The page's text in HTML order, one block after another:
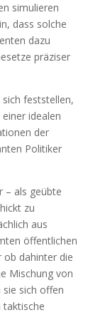
simulieren
dass solche
dazu
präziser
feststellen,
idealen
der
Politiker
– als geübte
zu
aus
öffentlichen
ob dahinter die
Mischung von
sich offen
taktische